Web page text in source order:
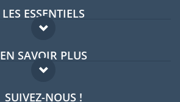
LES ESSENTIELS
Forum expatriés
Guides pays
EN SAVOIR PLUS
FAQ
SUIVEZ-NOUS !